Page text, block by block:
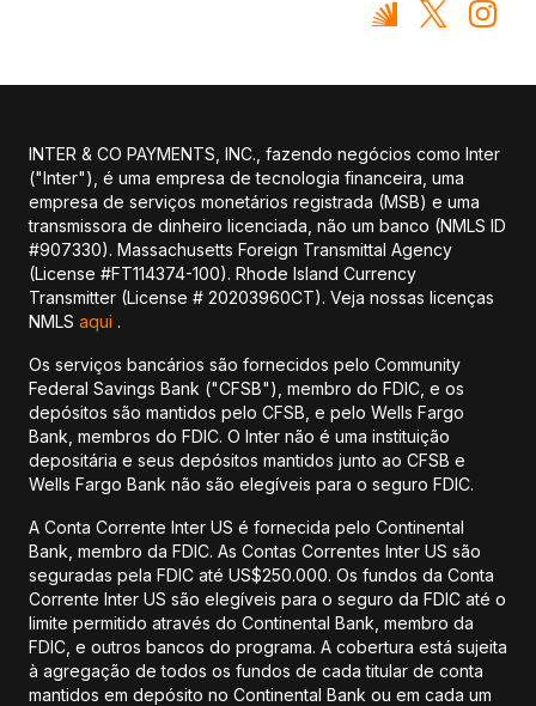
INTER & CO PAYMENTS, INC., fazendo negócios como Inter
("Inter"), é uma empresa de tecnologia financeira, uma
empresa de serviços monetários registrada (MSB) e uma
transmissora de dinheiro licenciada, não um banco (NMLS ID
#907330). Massachusetts Foreign Transmittal Agency
(License #FT114374-100). Rhode Island Currency
Transmitter (License # 20203960CT). Veja nossas licenças
NMLS aqui .
Os serviços bancários são fornecidos pelo Community
Federal Savings Bank ("CFSB"), membro do FDIC, e os
depósitos são mantidos pelo CFSB, e pelo Wells Fargo
Bank, membros do FDIC. O Inter não é uma instituição
depositária e seus depósitos mantidos junto ao CFSB e
Wells Fargo Bank não são elegíveis para o seguro FDIC.
A Conta Corrente Inter US é fornecida pelo Continental
Bank, membro da FDIC. As Contas Correntes Inter US são
seguradas pela FDIC até US$250.000. Os fundos da Conta
Corrente Inter US são elegíveis para o seguro da FDIC até o
limite permitido através do Continental Bank, membro da
FDIC, e outros bancos do programa. A cobertura está sujeita
à agregação de todos os fundos de cada titular de conta
mantidos em depósito no Continental Bank ou em cada um